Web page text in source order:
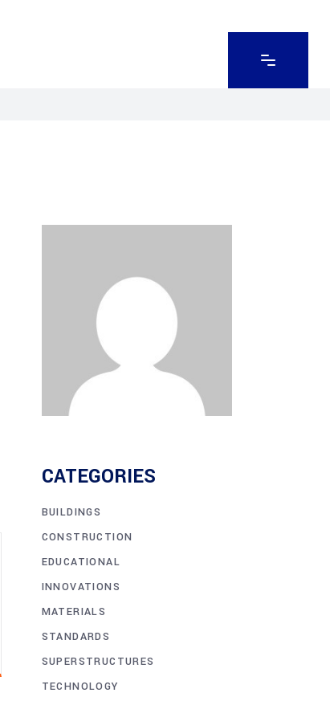
CATEGORIES
BUILDINGS
CONSTRUCTION
EDUCATIONAL
INNOVATIONS
MATERIALS
STANDARDS
SUPERSTRUCTURES
TECHNOLOGY